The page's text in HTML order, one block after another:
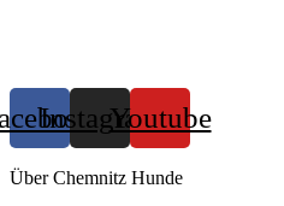
InstagramYoutube
Über Chemnitz Hunde